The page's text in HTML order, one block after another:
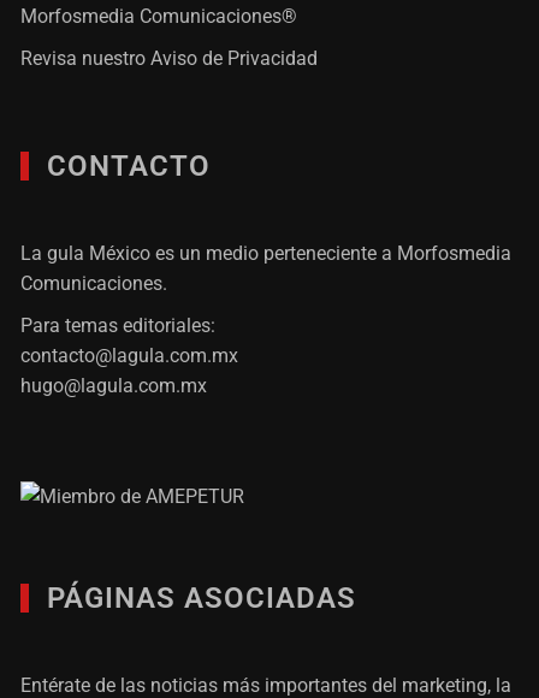
Morfosmedia Comunicaciones®
Revisa nuestroAviso de Privacidad
CONTACTO
La gula México es un medio perteneciente a Morfosmedia
Comunicaciones.
Para temas editoriales:
contacto@lagula.com.mx
hugo@lagula.com.mx
PÁGINAS ASOCIADAS
Entérate de las noticias más importantes del marketing, la